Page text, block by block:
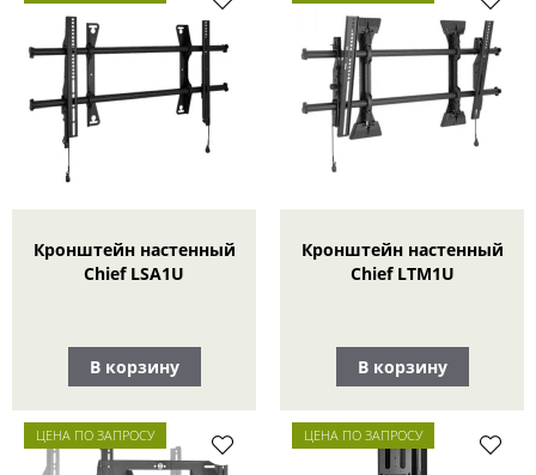
Кронштейн настенный
Chief LSA1U
В корзину
Кронштейн настенный
Chief LTM1U
В корзину
ЦЕНА ПО ЗАПРОСУ ЦЕНА ПО ЗАПРОСУ